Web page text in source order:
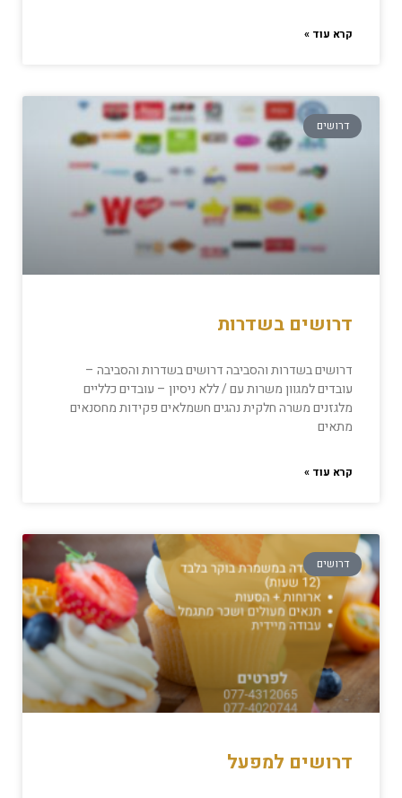
קרא עוד »
דרושים
דרושים בשדרות
דרושים בשדרות והסביבה דרושים בשדרות והסביבה –
עובדים למגוון משרות עם / ללא ניסיון – עובדים כלליים
מלגזנים משרה חלקית נהגים חשמלאים פקידות מחסנאים
מתאים
קרא עוד »
דרושים
דרושים למפעל